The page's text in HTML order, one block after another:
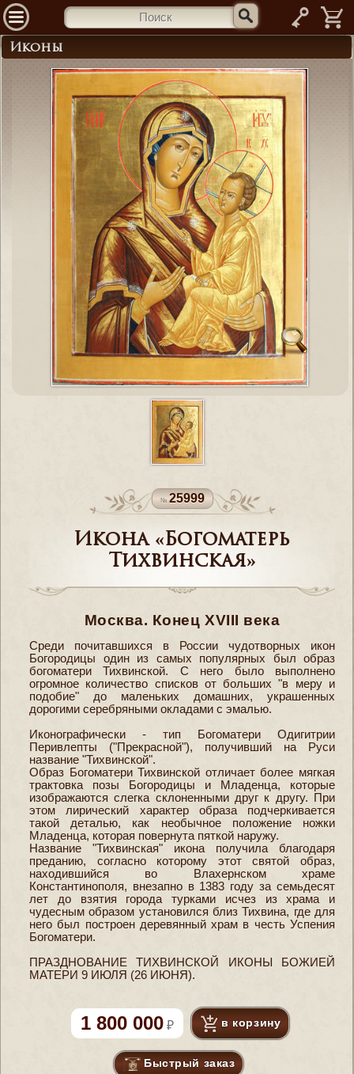
—
Иконы
25999
Икона «Богоматерь
Тихвинская»
Москва. Конец XVIII века
Среди почитавшихся в России чудотворных икон
Богородицы один из самых популярных был образ
богоматери Тихвинской. С него было выполнено
огромное количество списков от больших "в меру и
подобие" до маленьких домашних, украшенных
дорогими серебряными окладами с эмалью.
Иконографически - тип Богоматери Одигитрии
Перивлепты ("Прекрасной"), получивший на Руси
название "Тихвинской".
Образ Богоматери Тихвинской отличает более мягкая
трактовка позы Богородицы и Младенца, которые
изображаются слегка склоненными друг к другу. При
этом лирический характер образа подчеркивается
такой деталью, как необычное положение ножки
Младенца, которая повернута пяткой наружу.
Название "Тихвинская" икона получила благодаря
преданию, согласно которому этот святой образ,
находившийся во Влахернском храме
Константинополя, внезапно в 1383 году за семьдесят
лет до взятия города турками исчез из храма и
чудесным образом установился близ Тихвина, где для
него был построен деревянный храм в честь Успения
Богоматери.
ПРАЗДНОВАНИЕ ТИХВИНСКОЙ ИКОНЫ БОЖИЕЙ
МАТЕРИ 9 ИЮЛЯ (26 ИЮНЯ).
1 800 000 в корзину
Быстрый заказ